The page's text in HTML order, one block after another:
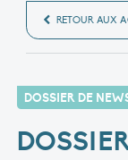
RETOUR AUX
DOSSIER DE